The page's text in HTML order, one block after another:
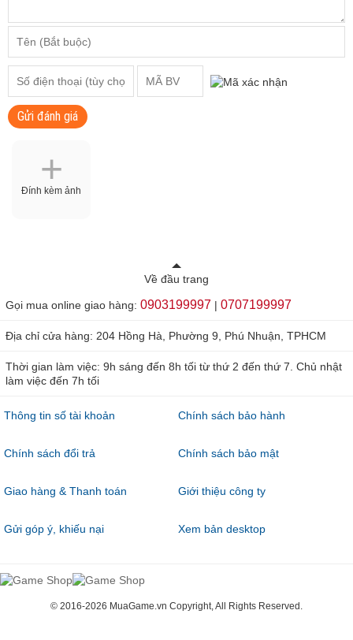
Gửi đánh giá
Đính kèm ảnh
Về đầu trang
Gọi mua online giao hàng: 0903199997 | 0707199997
Địa chỉ cửa hàng: 204 Hồng Hà, Phường 9, Phú Nhuận, TPHCM
Thời gian làm việc: 9h sáng đến 8h tối từ thứ 2 đến thứ 7. Chủ nhật
làm việc đến 7h tối
Thông tin số tài khoản Chính sách bảo hành
Chính sách đổi trả Chính sách bảo mật
Giao hàng & Thanh toán Giới thiệu công ty
Gửi góp ý, khiếu nại Xem bản desktop
© 2016-2026 MuaGame.vn Copyright, All Rights Reserved.